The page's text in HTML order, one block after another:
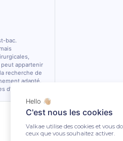
bac.
appartenir
recherche de
adapté.
Hello 👋🏼
C'est nous les cookies
Valkae utilise des cookies et vous
ceux que vous souhaitez activer.